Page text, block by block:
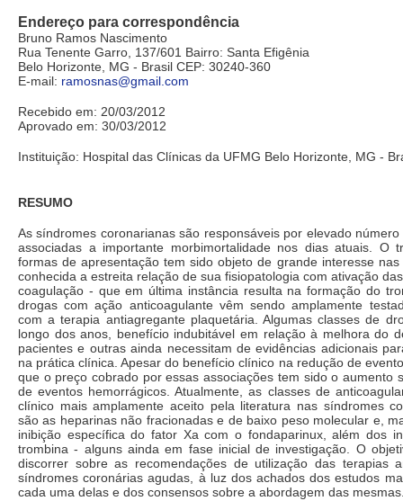
Endereço para correspondência
Bruno Ramos Nascimento
Rua Tenente Garro, 137/601 Bairro: Santa Efigênia
Belo Horizonte, MG - Brasil CEP: 30240-360
E-mail: ramosnas@gmail.com
Recebido em: 20/03/2012
Aprovado em: 30/03/2012
Instituição: Hospital das Clínicas da UFMG Belo Horizonte, MG -
RESUMO
As síndromes coronarianas são responsáveis por elevado
associadas a importante morbimortalidade nos dias atuais. O
formas de apresentação tem sido objeto de grande interesse
conhecida a estreita relação de sua fisiopatologia com ativação
coagulação - que em última instância resulta na formação do
drogas com ação anticoagulante vêm sendo amplamente
com a terapia antiagregante plaquetária. Algumas classes de
longo dos anos, benefício indubitável em relação à melhora do
pacientes e outras ainda necessitam de evidências adicionais
na prática clínica. Apesar do benefício clínico na redução de
que o preço cobrado por essas associações tem sido o aumento
de eventos hemorrágicos. Atualmente, as classes de
clínico mais amplamente aceito pela literatura nas síndromes
são as heparinas não fracionadas e de baixo peso molecular e,
inibição específica do fator Xa com o fondaparinux, além dos
trombina - alguns ainda em fase inicial de investigação. O
discorrer sobre as recomendações de utilização das terapias
síndromes coronárias agudas, à luz dos achados dos estudos
cada uma delas e dos consensos sobre a abordagem das